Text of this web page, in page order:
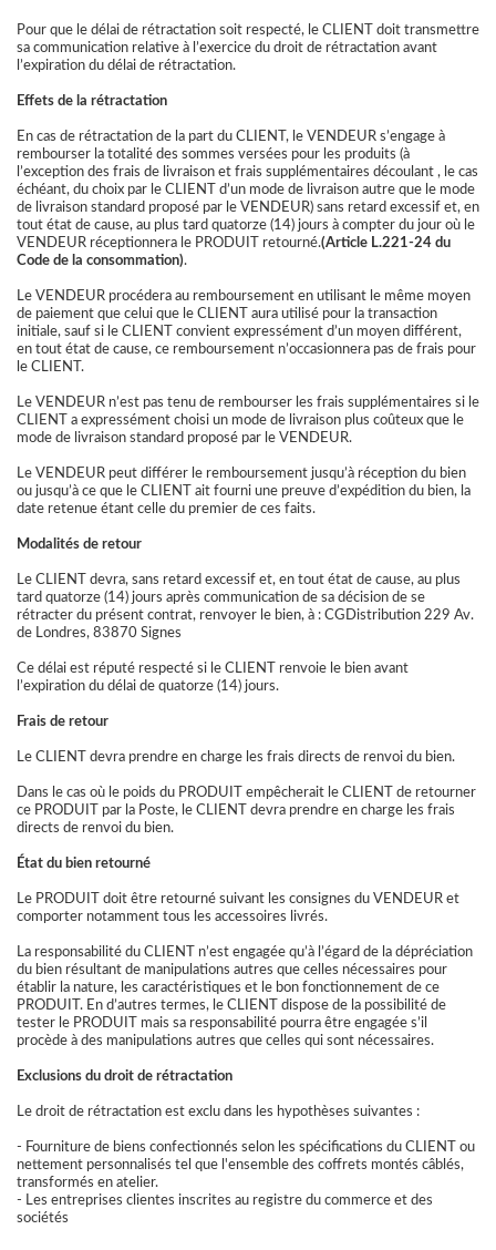
Pour que le délai de rétractation soit respecté, le CLIENT doit transmettre
sa communication relative à l’exercice du droit de rétractation avant
l’expiration du délai de rétractation.
Effets de la rétractation
En cas de rétractation de la part du CLIENT, le VENDEUR s’engage à
rembourser la totalité des sommes versées pour les produits (à
l’exception des frais de livraison et frais supplémentaires découlant , le cas
échéant, du choix par le CLIENT d’un mode de livraison autre que le mode
de livraison standard proposé par le VENDEUR) sans retard excessif et, en
tout état de cause, au plus tard quatorze (14) jours à compter du jour où le
VENDEUR réceptionnera le PRODUIT retourné.(Article L.221-24 du
Code de la consommation).
Le VENDEUR procédera au remboursement en utilisant le même moyen
de paiement que celui que le CLIENT aura utilisé pour la transaction
initiale, sauf si le CLIENT convient expressément d’un moyen différent,
en tout état de cause, ce remboursement n’occasionnera pas de frais pour
le CLIENT.
Le VENDEUR n’est pas tenu de rembourser les frais supplémentaires si le
CLIENT a expressément choisi un mode de livraison plus coûteux que le
mode de livraison standard proposé par le VENDEUR.
Le VENDEUR peut différer le remboursement jusqu’à réception du bien
ou jusqu’à ce que le CLIENT ait fourni une preuve d’expédition du bien, la
date retenue étant celle du premier de ces faits.
Modalités de retour
Le CLIENT devra, sans retard excessif et, en tout état de cause, au plus
tard quatorze (14) jours après communication de sa décision de se
rétracter du présent contrat, renvoyer le bien, à : CGDistribution 229 Av.
de Londres, 83870 Signes
Ce délai est réputé respecté si le CLIENT renvoie le bien avant
l’expiration du délai de quatorze (14) jours.
Frais de retour
Le CLIENT devra prendre en charge les frais directs de renvoi du bien.
Dans le cas où le poids du PRODUIT empêcherait le CLIENT de retourner
ce PRODUIT par la Poste, le CLIENT devra prendre en charge les frais
directs de renvoi du bien.
État du bien retourné
Le PRODUIT doit être retourné suivant les consignes du VENDEUR et
comporter notamment tous les accessoires livrés.
La responsabilité du CLIENT n’est engagée qu’à l’égard de la dépréciation
du bien résultant de manipulations autres que celles nécessaires pour
établir la nature, les caractéristiques et le bon fonctionnement de ce
PRODUIT. En d’autres termes, le CLIENT dispose de la possibilité de
tester le PRODUIT mais sa responsabilité pourra être engagée s’il
procède à des manipulations autres que celles qui sont nécessaires.
Exclusions du droit de rétractation
Le droit de rétractation est exclu dans les hypothèses suivantes :
- Fourniture de biens confectionnés selon les spécifications du CLIENT ou
nettement personnalisés tel que l'ensemble des coffrets montés câblés,
transformés en atelier.
- Les entreprises clientes inscrites au registre du commerce et des
sociétés